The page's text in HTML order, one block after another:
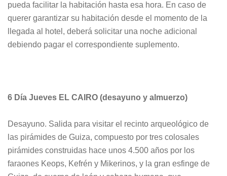
pueda facilitar la habitación hasta esa hora. En caso de
querer garantizar su habitación desde el momento de la
llegada al hotel, deberá solicitar una noche adicional
debiendo pagar el correspondiente suplemento.
6 Día Jueves EL CAIRO (desayuno y almuerzo)
Desayuno. Salida para visitar el recinto arqueológico de
las pirámides de Guiza, compuesto por tres colosales
pirámides construidas hace unos 4.500 años por los
faraones Keops, Kefrén y Mikerinos, y la gran esfinge de